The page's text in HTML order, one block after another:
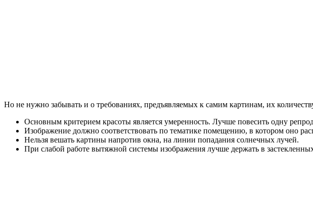
Но не нужно забывать и о требованиях, предъявляемых к самим картинам, их
Основным критерием красоты является умеренность. Лучше повесить одну
Изображение должно соответствовать по тематике помещению, в котором оно
Нельзя вешать картины напротив окна, на линии попадания солнечных лучей.
При слабой работе вытяжной системы изображения лучше держать в